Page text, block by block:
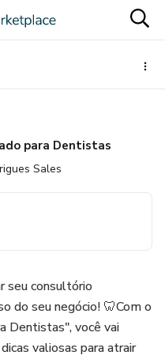
para Dentistas
Sales
seu consultório
do seu negócio! 🦷Com o
Dentistas", você vai
valiosas para atrair